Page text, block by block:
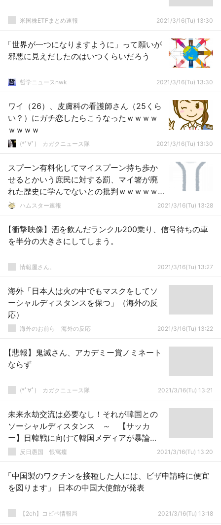
米国株ETFまとめ速報 2021/3/16(Tu) 13:30
「世界が一つになりますように」って願いが
邪悪に見えだしたのはいつくらいだろう
哲学ニュースnwk 2021/3/16(Tu) 13:30
ワイ（26）、皮膚科の看護師さん（25くら
い？）にガチ恋したらこうなったｗｗｗｗ
ｗｗｗｗ
(*ﾟ∀ﾟ)ゞカガクニュース隊 2021/3/16(Tu) 13:30
スプーン有料化してマイスプーン持ち歩か
せるとかいう庶民に対する罰、マイ箸が廃
れた歴史に学んでないとの批判ｗｗｗｗｗ
ｗｗｗｗｗｗ
ハムスター速報 2021/3/16(Tu) 13:28
【衝撃映像】酒を飲んだランクル200乗り、信号待ちの車
を半分の大きさにしてしまう。
情報屋さん。 2021/3/16(Tu) 13:27
海外「日本人は火の中でもマスクをしてソ
ーシャルディスタンスを保つ」（海外の反
応）
海外のお前ら 海外の反応 2021/3/16(Tu) 13:22
【悲報】鬼滅さん、アカデミー賞ノミネート
ならず
(*ﾟ∀ﾟ)ゞカガクニュース隊 2021/3/16(Tu) 13:21
未来永劫交流は必要なし！それが韓国との
ソーシャルディスタンス ～ 【サッカ
ー】日韓戦に向けて韓国メディアが暴論
「感染状況が深刻な日本で放射能汚染まで
反日愚国 恨寓瘻 2021/3/16(Tu) 13:20
「中国製のワクチンを接種した人には、ビザ申請時に便宜
を図ります」 日本の中国大使館が発表
【2ch】コピペ情報局 2021/3/16(Tu) 13:18